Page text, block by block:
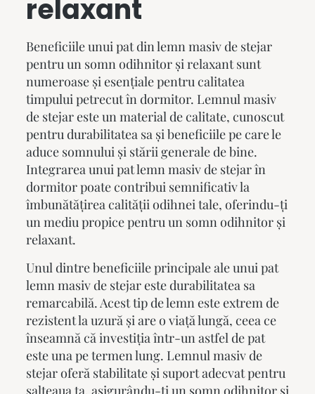
relaxant
Beneficiile unui pat din lemn masiv de stejar
pentru un somn odihnitor și relaxant sunt
numeroase și esențiale pentru calitatea
timpului petrecut în dormitor. Lemnul masiv
de stejar este un material de calitate, cunoscut
pentru durabilitatea sa și beneficiile pe care le
aduce somnului și stării generale de bine.
Integrarea unuipat lemn masivde stejar în
dormitor poate contribui semnificativ la
îmbunătățirea calității odihnei tale, oferindu-ți
un mediu propice pentru un somn odihnitor și
relaxant.
Unul dintre beneficiile principale ale unuipat
lemn masivde stejar este durabilitatea sa
remarcabilă. Acest tip de lemn este extrem de
rezistent la uzură și are o viață lungă, ceea ce
înseamnă că investiția într-un astfel de pat
este una pe termen lung. Lemnul masiv de
stejar oferă stabilitate și suport adecvat pentru
salteaua ta, asigurându-ți un somn odihnitor și